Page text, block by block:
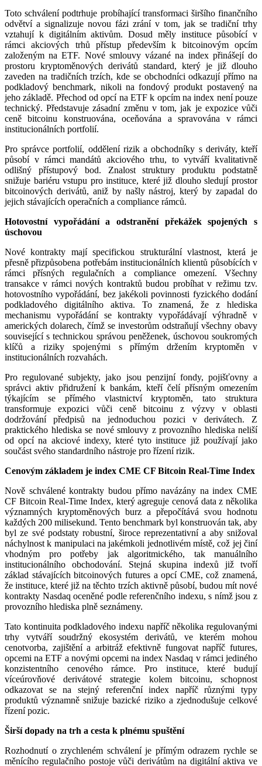
Toto schválení podtrhuje probíhající transformaci širšího finančního
odvětví a signalizuje novou fázi zrání v tom, jak se tradiční trhy
vztahují k digitálním aktivům. Dosud měly instituce působící v
rámci akciových trhů přístup především k bitcoinovým opcím
založeným na ETF. Nové smlouvy vázané na index přinášejí do
prostoru kryptoměnových derivátů standard, který je již dlouho
zaveden na tradičních trzích, kde se obchodníci odkazují přímo na
podkladový benchmark, nikoli na fondový produkt postavený na
jeho základě. Přechod od opcí na ETF k opcím na index není pouze
technický. Představuje zásadní změnu v tom, jak je expozice vůči
ceně bitcoinu konstruována, oceňována a spravována v rámci
institucionálních portfolií.
Pro správce portfolií, oddělení rizik a obchodníky s deriváty, kteří
působí v rámci mandátů akciového trhu, to vytváří kvalitativně
odlišný přístupový bod. Znalost struktury produktu podstatně
snižuje bariéru vstupu pro instituce, které již dlouho sledují prostor
bitcoinových derivátů, aniž by našly nástroj, který by zapadal do
jejich stávajících operačních a compliance rámců.
Hotovostní vypořádání a odstranění překážek spojených s
úschovou
Nové kontrakty mají specifickou strukturální vlastnost, která je
přesně přizpůsobena potřebám institucionálních klientů působících v
rámci přísných regulačních a compliance omezení. Všechny
transakce v rámci nových kontraktů budou probíhat v režimu tzv.
hotovostního vypořádání, bez jakékoli povinnosti fyzického dodání
podkladového digitálního aktiva. To znamená, že z hlediska
mechanismu vypořádání se kontrakty vypořádávají výhradně v
amerických dolarech, čímž se investorům odstraňují všechny obavy
související s technickou správou peněženek, úschovou soukromých
klíčů a riziky spojenými s přímým držením kryptoměn v
institucionálních rozvahách.
Pro regulované subjekty, jako jsou penzijní fondy, pojišťovny a
správci aktiv přidružení k bankám, kteří čelí přísným omezením
týkajícím se přímého vlastnictví kryptoměn, tato struktura
transformuje expozici vůči ceně bitcoinu z výzvy v oblasti
dodržování předpisů na jednoduchou pozici v derivátech. Z
praktického hlediska se nové smlouvy z provozního hlediska neliší
od opcí na akciové indexy, které tyto instituce již používají jako
součást svého standardního nástroje pro řízení rizik.
Cenovým základem je index CME CF Bitcoin Real-Time Index
Nově schválené kontrakty budou přímo navázány na index CME
CF Bitcoin Real-Time Index, který agreguje cenová data z několika
významných kryptoměnových burz a přepočítává svou hodnotu
každých 200 milisekund. Tento benchmark byl konstruován tak, aby
byl ze své podstaty robustní, široce reprezentativní a aby snižoval
náchylnost k manipulaci na jakémkoli jednotlivém místě, což jej činí
vhodným pro potřeby jak algoritmického, tak manuálního
institucionálního obchodování. Stejná skupina indexů již tvoří
základ stávajících bitcoinových futures a opcí CME, což znamená,
že instituce, které již na těchto trzích aktivně působí, budou mít nové
kontrakty Nasdaq oceněné podle referenčního indexu, s nímž jsou z
provozního hlediska plně seznámeny.
Tato kontinuita podkladového indexu napříč několika regulovanými
trhy vytváří soudržný ekosystém derivátů, ve kterém mohou
cenotvorba, zajištění a arbitráž efektivně fungovat napříč futures,
opcemi na ETF a novými opcemi na index Nasdaq v rámci jediného
konzistentního cenového rámce. Pro instituce, které budují
víceúrovňové derivátové strategie kolem bitcoinu, schopnost
odkazovat se na stejný referenční index napříč různými typy
produktů významně snižuje bazické riziko a zjednodušuje celkové
řízení pozic.
Širší dopady na trh a cesta k plnému spuštění
Rozhodnutí o zrychleném schválení je přímým odrazem rychle se
měnícího regulačního postoje vůči derivátům na digitální aktiva ve